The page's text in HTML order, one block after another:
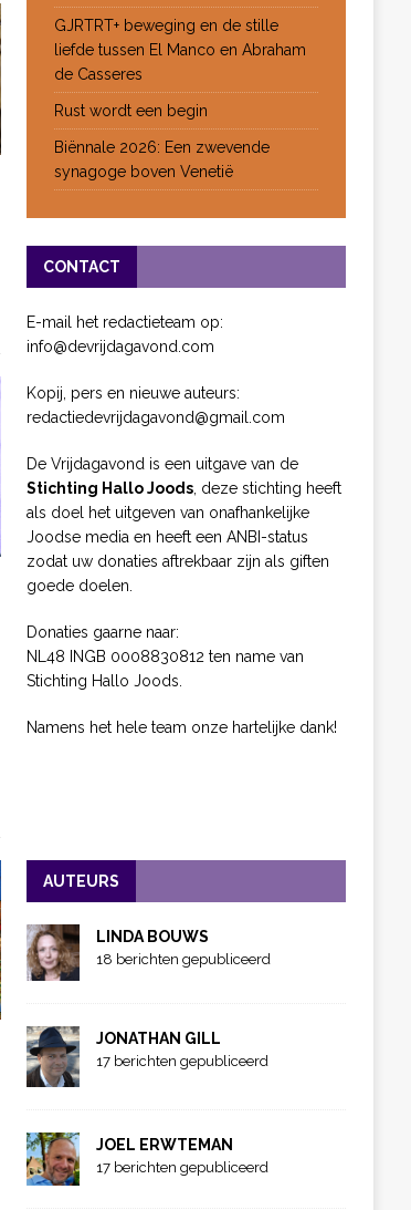
GJRTRT+ beweging en de stille
liefde tussen El Manco en Abraham
de Casseres
Rust wordt een begin
Biënnale 2026: Een zwevende
synagoge boven Venetië
CONTACT
E-mail het redactieteam op:
info@devrijdagavond.com
Kopij, pers en nieuwe auteurs:
redactiedevrijdagavond@gmail.com
De Vrijdagavond is een uitgave van de
Stichting Hallo Joods, deze stichting heeft
als doel het uitgeven van onafhankelijke
Joodse media en heeft een ANBI-status
zodat uw donaties aftrekbaar zijn als giften
goede doelen.
Donaties gaarne naar:
NL48 INGB 0008830812 ten name van
Stichting Hallo Joods.
Namens het hele team onze hartelijke dank!
AUTEURS
LINDA BOUWS
18 berichten gepubliceerd
JONATHAN GILL
17 berichten gepubliceerd
JOEL ERWTEMAN
17 berichten gepubliceerd